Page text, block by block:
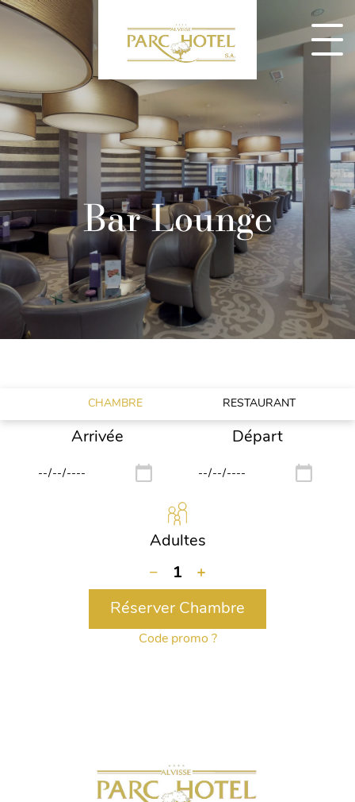
CONSULTEZ NOS MENUS ET RÉSERVEZ DÈS
Bar Lounge
Arrivée Départ
Adultes
−
1 +
Réserver Chambre
Code promo ?
CHAMBRE RESTAURANT